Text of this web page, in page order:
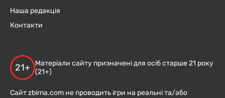
Наша редакція
Контакти
21+
Матеріали сайту призначені для осіб старше 21 року
(21+)
Сайт zbirna.com не проводить ігри на реальні та/або